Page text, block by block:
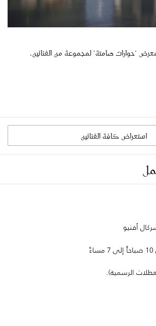
"حوارات صامتة" لمجموعة من الفنانين.
استعراض كافة الفنانين
الرسمية).